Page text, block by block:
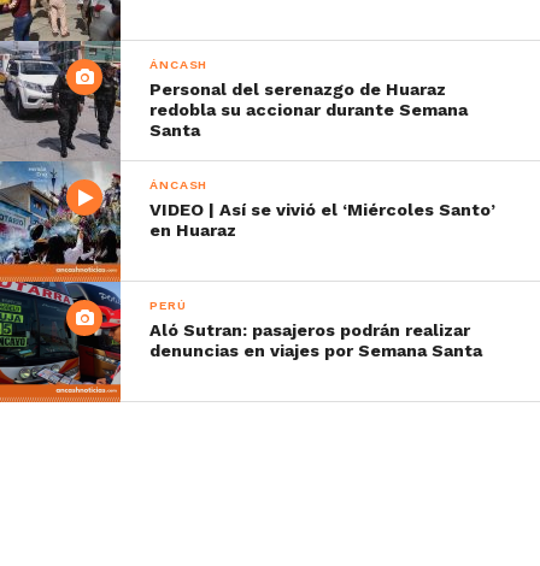
ÁNCASH
Personal del serenazgo de Huaraz
redobla su accionar durante Semana
Santa
ÁNCASH
VIDEO | Así se vivió el ‘Miércoles Santo’
en Huaraz
PERÚ
Aló Sutran: pasajeros podrán realizar
denuncias en viajes por Semana Santa